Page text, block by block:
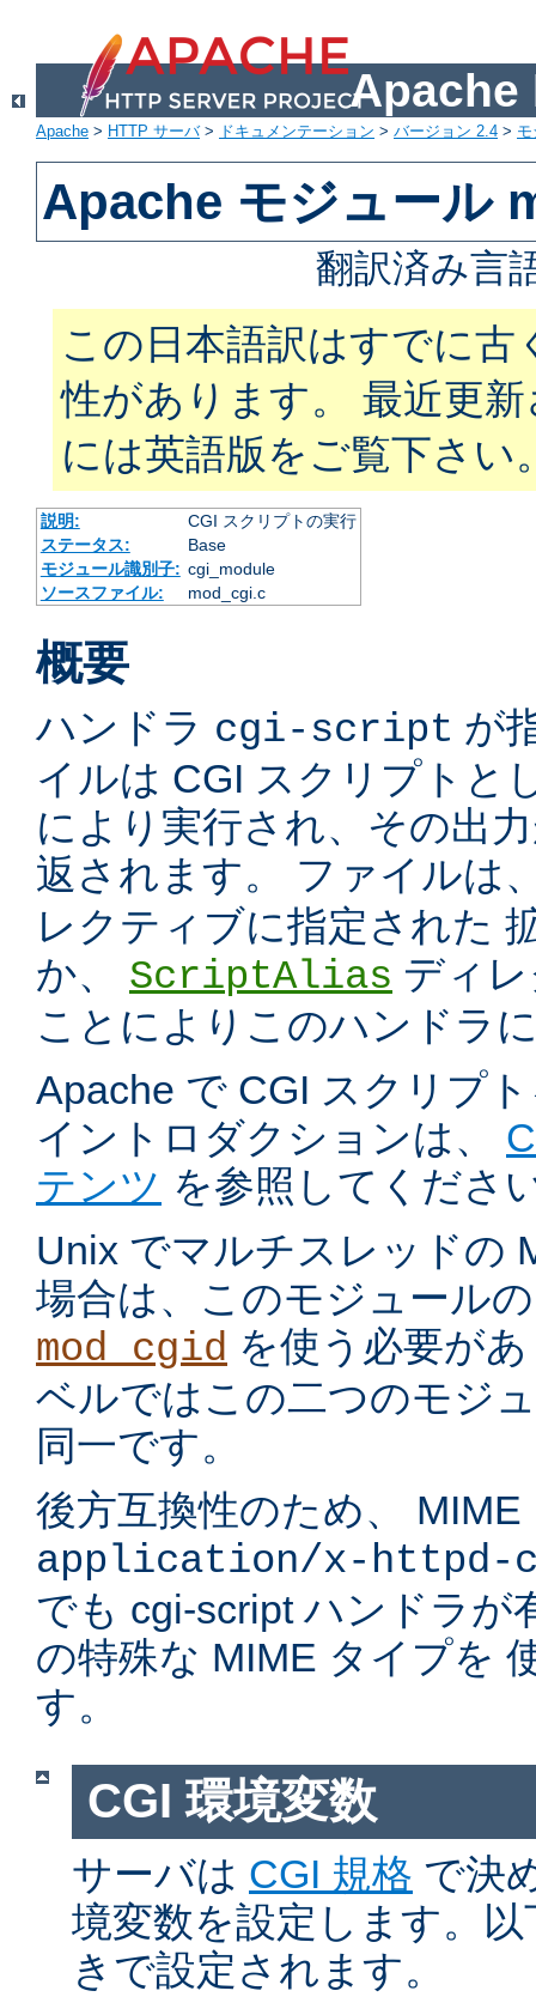
Apache
Apache > HTTP サーバ> ドキュメンテーション > バージョン 2.4 >
Apache モジュール
翻訳済み言
この日本語訳はすでに古
性があります。 最近更
には英語版をご覧下さい
説明:
CGI スクリプトの実行
ステータス:
Base
モジュール識別子: cgi_module
ソースファイル:
mod_cgi.c
概要
ハンドラ cgi-script が
イルは CGI スクリプトと
により実行され、その出
返されます。 ファイルは
レクティブに指定された
か、 ScriptAlias ディ
ことによりこのハンドラ
Apache で CGI スクリプ
イントロダクションは、
テンツ を参照してくださ
Unix でマルチスレッドの
場合は、このモジュール
mod_cgid を使う必要が
ベルではこの二つのモジ
同一です。
後方互換性のため、
application/x-httpd-
でも cgi-script ハンドラが
の特殊な MIME タイプを
す。
CGI 環境変数
サーバは CGI 規格 で決
境変数を設定します。
きで設定されます。